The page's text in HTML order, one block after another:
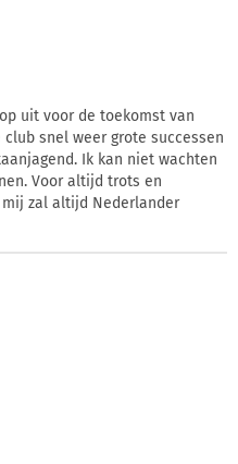
uit voor de toekomst van
snel weer grote successen
Ik kan niet wachten
Voor altijd trots en
zal altijd Nederlander